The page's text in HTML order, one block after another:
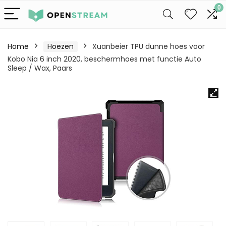
0
Home Hoezen
Xuanbeier TPU dunne hoes voor
Kobo Nia 6 inch 2020, beschermhoes met functie Auto
Sleep / Wax, Paars